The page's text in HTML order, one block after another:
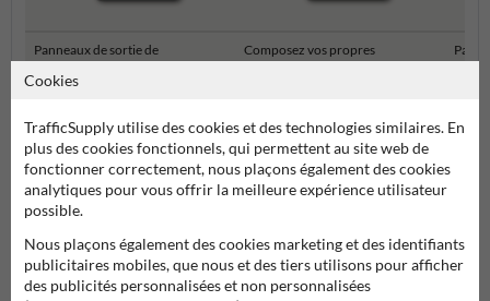
Panneaux de sortie de
secours
Composez vos propres
panneaux de sécurité
Pictogrammes et panneaux de sécurité
Cookies
TrafficSupply utilise des cookies et des technologies similaires. En
plus des cookies fonctionnels, qui permettent au site web de
fonctionner correctement, nous plaçons également des cookies
analytiques pour vous offrir la meilleure expérience utilisateur
possible.
Nous plaçons également des cookies marketing et des identifiants
publicitaires mobiles, que nous et des tiers utilisons pour afficher
des publicités personnalisées et non personnalisées